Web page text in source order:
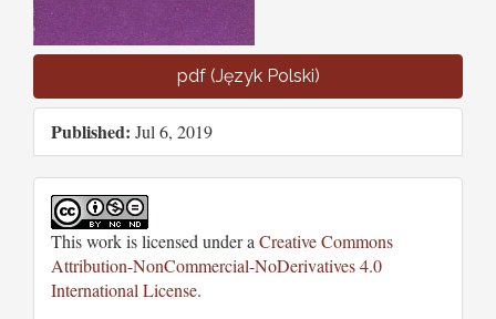
pdf (Język Polski)
Published: Jul 6, 2019
This work is licensed under a Creative Commons
Attribution-NonCommercial-NoDerivatives 4.0
International License.